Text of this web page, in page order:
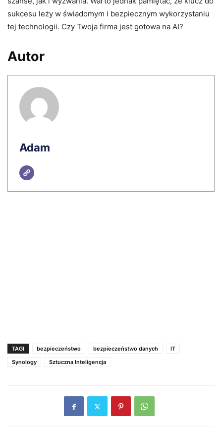
sukcesu leży w świadomym i bezpiecznym wykorzystaniu
tej technologii. Czy Twoja firma jest gotowa na AI?
Autor
Adam
TAGI bezpieczeństwo bezpieczeństwo danych
IT
Synology
Sztuczna Inteligencja